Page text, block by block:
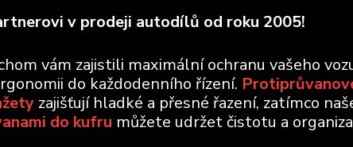
v prodeji autodílů od roku 2005!
vám zajistili maximální ochranu vašeho
do každodenního řízení.
zajišťují hladké a přesné řazení, zatímco
do kufru můžete udržet čistotu a